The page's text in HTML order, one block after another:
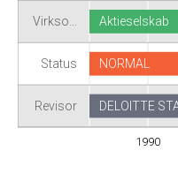
Virkso…
Status
Revisor
1990
Aktieselskab
NORMAL
DELOITTE